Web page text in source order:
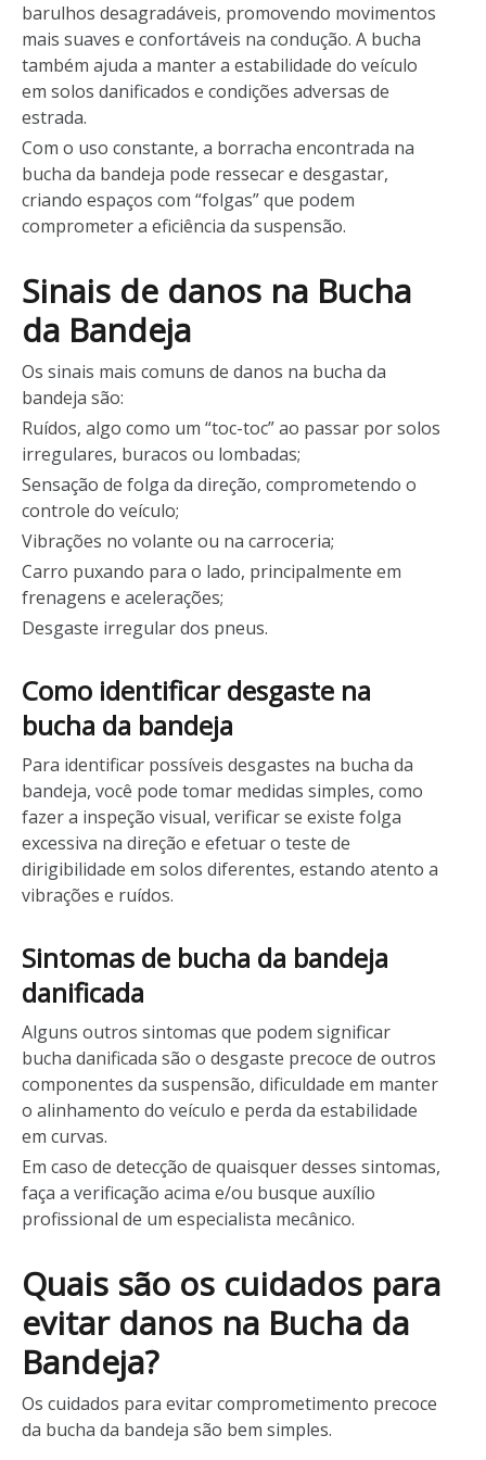
barulhos desagradáveis, promovendo movimentos
mais suaves e confortáveis na condução. A bucha
também ajuda a manter a estabilidade do veículo
em solos danificados e condições adversas de
estrada.
Com o uso constante, a borracha encontrada na
bucha da bandeja pode ressecar e desgastar,
criando espaços com “folgas” que podem
comprometer a eficiência da suspensão.
Sinais de danos na Bucha
da Bandeja
Os sinais mais comuns de danos na bucha da
bandeja são:
Ruídos, algo como um “toc-toc” ao passar por solos
irregulares, buracos ou lombadas;
Sensação de folga da direção, comprometendo o
controle do veículo;
Vibrações no volante ou na carroceria;
Carro puxando para o lado, principalmente em
frenagens e acelerações;
Desgaste irregular dos pneus.
Como identificar desgaste na
bucha da bandeja
Para identificar possíveis desgastes na bucha da
bandeja, você pode tomar medidas simples, como
fazer a inspeção visual, verificar se existe folga
excessiva na direção e efetuar o teste de
dirigibilidade em solos diferentes, estando atento a
vibrações e ruídos.
Sintomas de bucha da bandeja
danificada
Alguns outros sintomas que podem significar
bucha danificada são o desgaste precoce de outros
componentes da suspensão, dificuldade em manter
o alinhamento do veículo e perda da estabilidade
em curvas.
Em caso de detecção de quaisquer desses sintomas,
faça a verificação acima e/ou busque auxílio
profissional de um especialista mecânico.
Quais são os cuidados para
evitar danos na Bucha da
Bandeja?
Os cuidados para evitar comprometimento precoce
da bucha da bandeja são bem simples.